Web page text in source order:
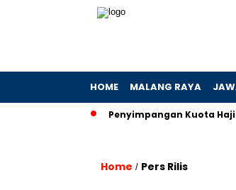
HOME MALANG RAYA
Penyimpangan Kuota Haji
Home / Pers Rilis